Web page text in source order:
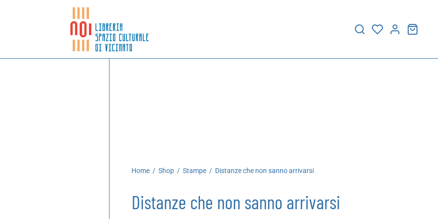
Home / Shop / Stampe / Distanze che non sanno arrivarsi
Distanze che non sanno arrivarsi